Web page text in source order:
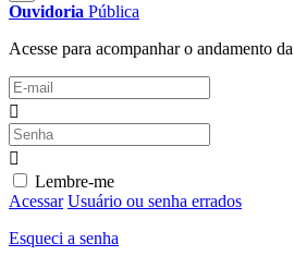
Ouvidoria Pública
Acesse para acompanhar o andamento
Lembre-me
Acessar Usuário ou senha errados
Esqueci a senha